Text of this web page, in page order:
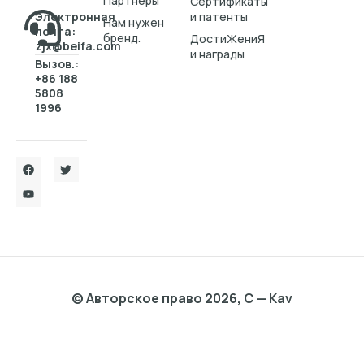
Электронная
почта:
zjx@beifa.com
Вызов.:
+86 188
5808
1996
Нам нужен
бренд.
и патенты
ДостиЖениЯ
и награды
© Авторское право 2026, C — Kav